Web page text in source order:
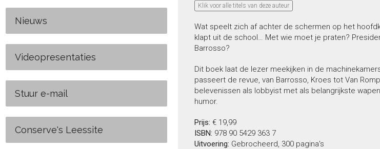
Nieuws
Videopresentaties
Stuur e-mail
Conserve's Leessite
Klik voor alle titels van deze auteur
Wat speelt zich af achter de schermen op het
klapt uit de school… Met wie moet je praten?
Barrosso?
Dit boek laat de lezer meekijken in de
passeert de revue, van Barrosso, Kroes tot Van
belevenissen als lobbyist met als belangrijkste
humor.
Prijs: € 19,99
ISBN: 978 90 5429 363 7
Uitvoering: Gebrocheerd, 300 pagina's